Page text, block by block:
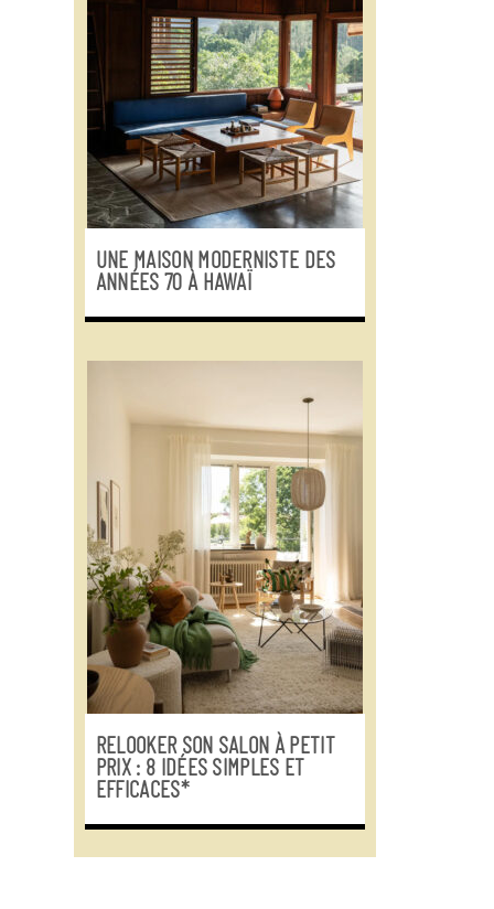
UNE MAISON MODERNISTE DES
ANNÉES 70 À HAWAÏ
RELOOKER SON SALON À PETIT
PRIX : 8 IDÉES SIMPLES ET
EFFICACES*